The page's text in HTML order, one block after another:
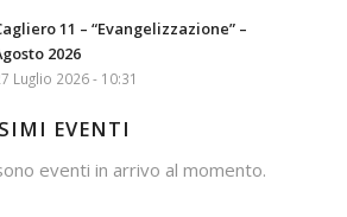
11 – “Evangelizzazione” –
2026
Luglio 2026 - 10:31
EVENTI
eventi in arrivo al momento.